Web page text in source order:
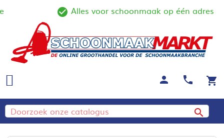
check_circle_outline
Alles voor schoonmaak op één adres
shopping_cart
call
person
